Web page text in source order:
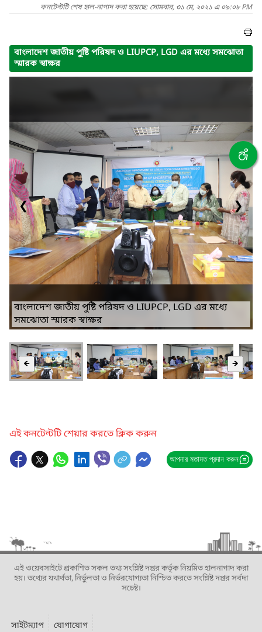
কনটেন্টটি শেষ হাল-নাগাদ করা হয়েছে: সোমবার, ৩১ মে, ২০২১ এ ০৯:০৮ PM
বাংলাদেশ জাতীয় পুষ্টি পরিষদ ও LIUPCP, LGD এর মধ্যে সমঝোতা
স্মারক স্বাক্ষর
বাংলাদেশ জাতীয় পুষ্টি পরিষদ ও LIUPCP, LGD এর মধ্যে
সমঝোতা স্মারক স্বাক্ষর
❮ ❯
🡸 🡺
এই কনটেন্টটি শেয়ার করতে ক্লিক করুন
আপনার মতামত প্রদান করুন
এই ওয়েবসাইটে প্রকাশিত সকল তথ্য সংশ্লিষ্ট দপ্তর কর্তৃক নিয়মিত হালনাগাদ করা
হয়। তথ্যের যথার্থতা, নির্ভুলতা ও নির্ভরযোগ্যতা নিশ্চিত করতে সংশ্লিষ্ট দপ্তর সর্বদা
সচেষ্ট।
সাইটম্যাপ যোগাযোগ